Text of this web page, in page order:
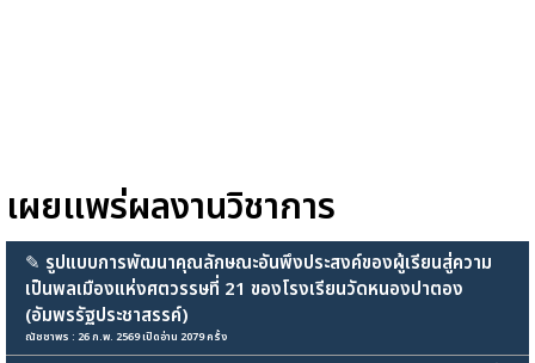
เผยแพร่ผลงานวิชาการ
✎ รูปแบบการพัฒนาคุณลักษณะอันพึงประสงค์ของผู้เรียนสู่ความ
เป็นพลเมืองแห่งศตวรรษที่ 21 ของโรงเรียนวัดหนองปาตอง
(อัมพรรัฐประชาสรรค์)
ณัชชาพร : 26 ก.พ. 2569 เปิดอ่าน 2079 ครั้ง